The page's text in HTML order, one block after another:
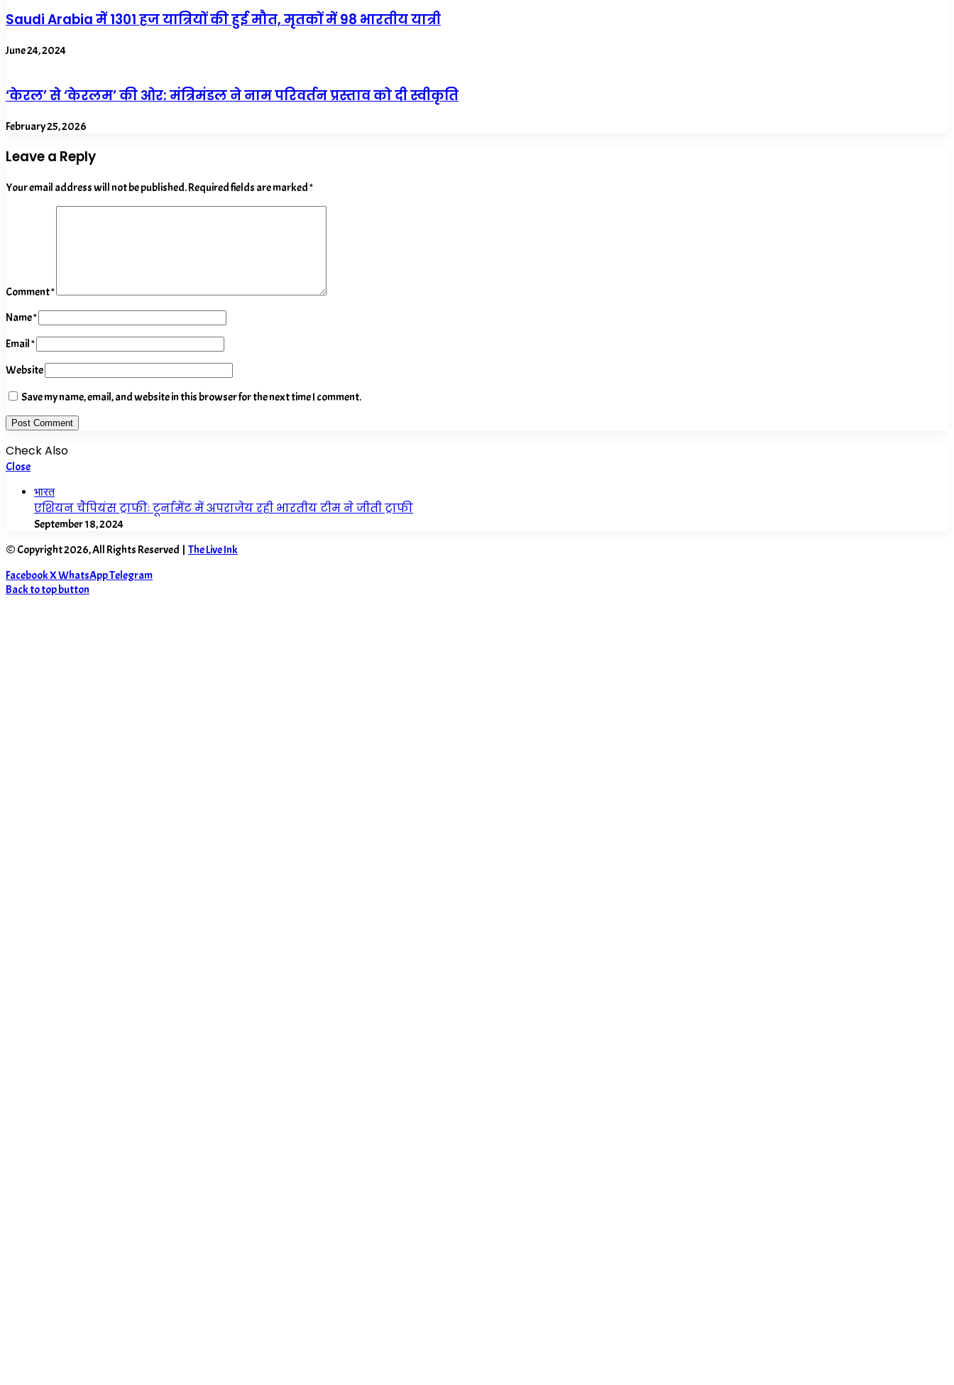
Saudi Arabia में 1301 हज यात्रियों की हुई मौत, मृतकों में 98 भारतीय यात्री
June 24, 2024
‘केरल’ से ‘केरलम’ की ओर: मंत्रिमंडल ने नाम परिवर्तन प्रस्ताव को दी स्वीकृति
February 25, 2026
Leave a Reply
Your email address will not be published.Required fields are marked*
Comment*
Name*
Email*
Website
Save my name, email, and website in this browser for the next time I comment.
Check Also
Close
भारत
एशियन चैंपियंस ट्राफीः टूर्नामेंट में अपराजेय रही भारतीय टीम ने जीती ट्राफी
September 18, 2024
© Copyright 2026, All Rights Reserved | The Live Ink
FacebookXWhatsAppTelegram
Back to top button